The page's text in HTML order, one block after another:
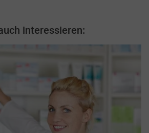
interessieren: